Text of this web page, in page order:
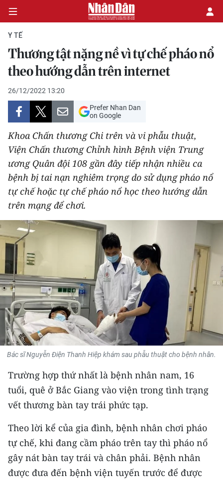
CHÍNH TRỊ
KINH TẾ
VĂN HÓA
XÃ HỘI
PHÁP LUẬT
DU LỊCH
THẾ GIỚI
THỂ THAO
GIÁO DỤC
Y TẾ
KHOA HỌC - CÔNG NGHỆ
MÔI TRƯỜNG
BẠN ĐỌC
KIỂM CHỨNG THÔNG TIN
TRI THỨC CHUYÊN SÂU
54 DÂN TỘC VIỆT NAM
CHƯƠNG TRÌNH OCOP - MỖI XÃ
MỘT SẢN PHẨM
Y TẾ
Thương tật nặng nề vì tự chế pháo nổ
theo hướng dẫn trên internet
26/12/2022 13:20
Prefer Nhan Dan
on Google
Khoa Chấn thương Chi trên và vi phẫu thuật,
Viện Chấn thương Chỉnh hình Bệnh viện Trung
ương Quân đội 108 gần đây tiếp nhận nhiều ca
bệnh bị tai nạn nghiêm trọng do sử dụng pháo nổ
tự chế hoặc tự chế pháo nổ học theo hướng dẫn
trên mạng để chơi.
Bác sĩ Nguyễn Điện Thanh Hiệp khám sau phẫu thuật cho bệnh nhân.
Trường hợp thứ nhất là bệnh nhân nam, 16
tuổi, quê ở Bắc Giang vào viện trong tình trạng
vết thương bàn tay trái phức tạp.
Theo lời kể của gia đình, bệnh nhân chơi pháo
tự chế, khi đang cầm pháo trên tay thì pháo nổ
gây nát bàn tay trái và chân phải. Bệnh nhân
được đưa đến bệnh viện tuyến trước để được